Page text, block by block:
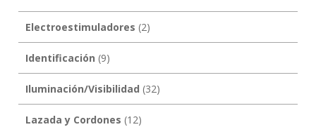
Electroestimuladores (2)
Identificación (9)
Iluminación/Visibilidad (32)
Lazada y Cordones (12)